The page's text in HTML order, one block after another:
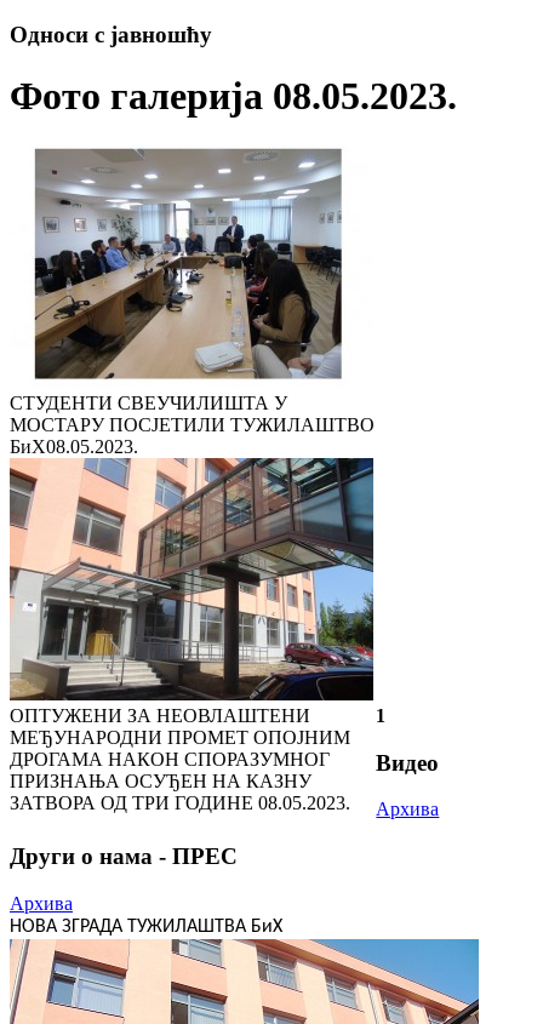
Односи с јавношћу
Фото галерија 08.05.2023.
СТУДЕНТИ СВЕУЧИЛИШТА У
МОСТАРУ ПОСЈЕТИЛИ ТУЖИЛАШТВО
БиХ08.05.2023.
ОПТУЖЕНИ ЗА НЕОВЛАШТЕНИ
МЕЂУНАРОДНИ ПРОМЕТ ОПОЈНИМ
ДРОГАМА НАКОН СПОРАЗУМНОГ
ПРИЗНАЊА ОСУЂЕН НА КАЗНУ
ЗАТВОРА ОД ТРИ ГОДИНЕ 08.05.2023.
1
Видео
Архива
Други о нама - ПРЕС
Архива
НОВА ЗГРАДА ТУЖИЛАШТВА БиХ